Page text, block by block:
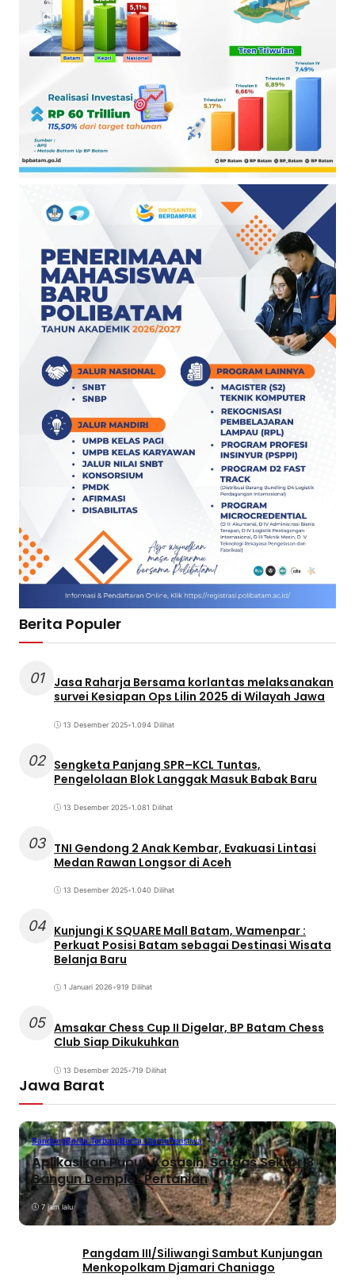
Berita Populer
01
Jasa Raharja Bersama korlantas melaksanakan
survei Kesiapan Ops Lilin 2025 di Wilayah Jawa
13 Desember 2025•1.094 Dilihat
02 Sengketa Panjang SPR–KCL Tuntas,
Pengelolaan Blok Langgak Masuk Babak Baru
13 Desember 2025•1.081 Dilihat
03 TNI Gendong 2 Anak Kembar, Evakuasi Lintasi
Medan Rawan Longsor di Aceh
13 Desember 2025•1.040 Dilihat
04 Kunjungi K SQUARE Mall Batam, Wamenpar :
Perkuat Posisi Batam sebagai Destinasi Wisata
Belanja Baru
1 Januari 2026•919 Dilihat
05 Amsakar Chess Cup II Digelar, BP Batam Chess
Club Siap Dikukuhkan
13 Desember 2025•719 Dilihat
Jawa Barat
BandungBerita TerbaruBerita UtamaPeristiwa
Aplikasikan Pupuk Kosasih, Satgas Sektor 8
Bangun Demplot Pertanian
7 jam lalu
Pangdam III/Siliwangi Sambut Kunjungan
Menkopolkam Djamari Chaniago